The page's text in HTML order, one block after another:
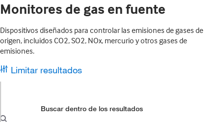
Monitores de gas en fuente
Dispositivos diseñados para controlar las emisiones de gases de
origen, incluidos CO2, SO2, NOx, mercurio y otros gases de
emisiones.
Limitar resultados
Buscar dentro de los resultados